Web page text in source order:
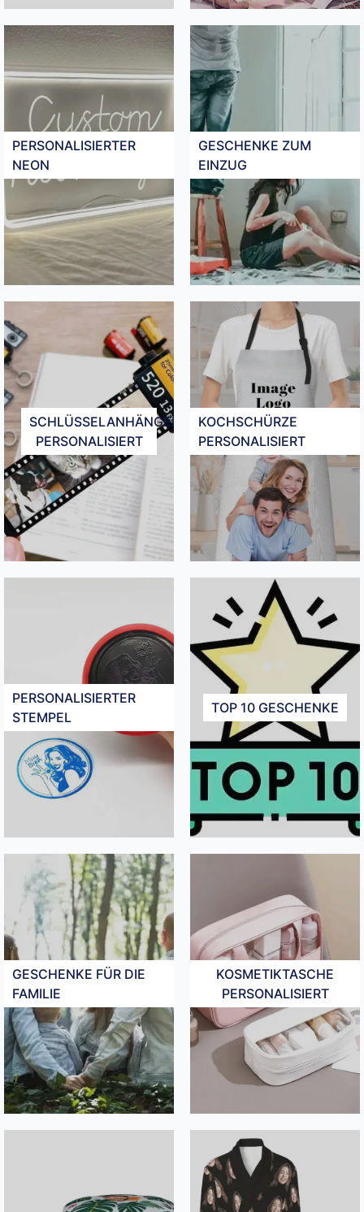
PERSONALISIERTER
NEON
GESCHENKE ZUM
EINZUG​
SCHLÜSSELANHÄNGER
PERSONALISIERT
KOCHSCHÜRZE
PERSONALISIERT
PERSONALISIERTER
STEMPEL
TOP 10 GESCHENKE
GESCHENKE FÜR DIE
FAMILIE
KOSMETIKTASCHE
PERSONALISIERT​